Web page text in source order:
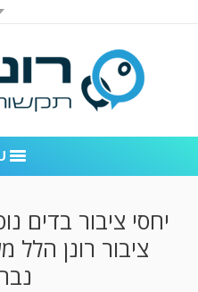
אודות החברה
דוגמאות
יחסי ציבור בדים
ציבור רונן הלל